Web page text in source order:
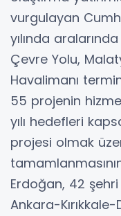
vurgulayan
yılında
Çevre Yolu,
Havalimanı
55 projenin
yılı hedefleri
projesi olmak
Erdoğan, 42
Ankara-